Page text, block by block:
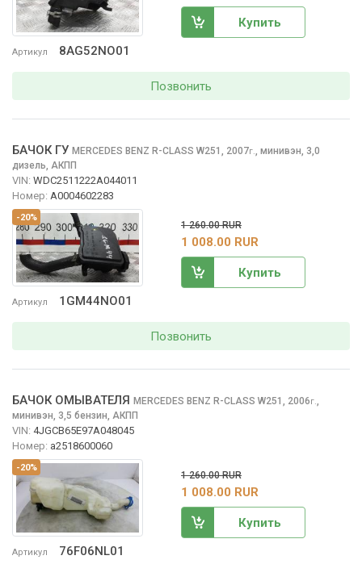
Артикул 8AG52NO01
Купить
Позвонить
-20%
Артикул 1GM44NO01
БАЧОК ГУ MERCEDES BENZ R-CLASS W251, 2007г. минивэн, 3,0
дизель, АКПП
VIN: WDC2511222A044011
Номер: A0004602283
1 260.00 RUR
1 008.00 RUR
Купить
Позвонить
-20%
Артикул 76F06NL01
БАЧОК ОМЫВАТЕЛЯ MERCEDES BENZ R-CLASS W251, 2006г.,
минивэн, 3,5 бензин, АКПП
VIN: 4JGCB65E97A048045
Номер: a2518600060
1 260.00 RUR
1 008.00 RUR
Купить